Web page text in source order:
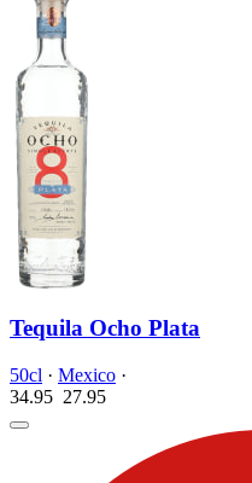
Tequila Ocho Plata
50cl · Mexico ·
34.95 27.95